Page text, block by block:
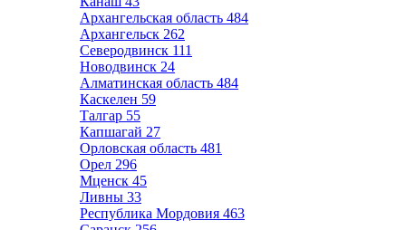
Архангельская область 484
Архангельск 262
Северодвинск 111
Новодвинск 24
Алматинская область 484
Каскелен 59
Талгар 55
Капшагай 27
Орловская область 481
Орел 296
Мценск 45
Ливны 33
Республика Мордовия 463